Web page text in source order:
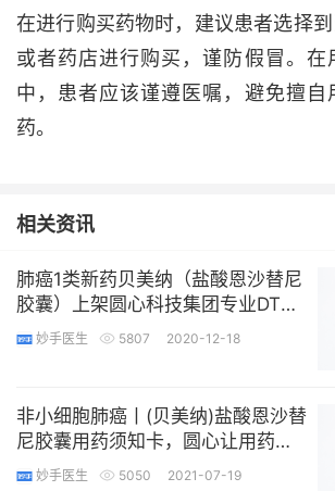
在进行购买药物时，建议患者选择
或者药店进行购买，谨防假冒。在
中，患者应该谨遵医嘱，避免擅自
药。
相关资讯
肺癌1类新药贝美纳（盐酸恩沙替尼
胶囊）上架圆心科技集团专业DTP
药房妙手医生 5807 2020-12-18
非小细胞肺癌丨(贝美纳)盐酸恩沙替
尼胶囊用药须知卡，圆心让用药更
合理
妙手医生 5050 2021-07-19